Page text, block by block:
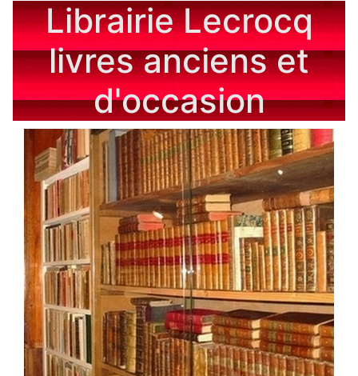
Librairie Lecrocq
livres anciens et
d'occasion